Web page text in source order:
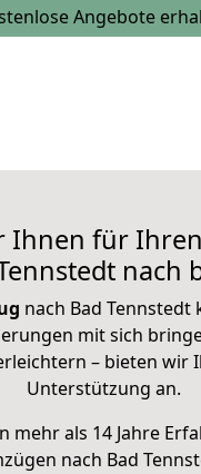
Angebote
Ihnen für
nach
nach Bad Tennstedt
mit sich
– bieten wir
Unterstützung an.
mehr als 14 Jahre
nach Bad